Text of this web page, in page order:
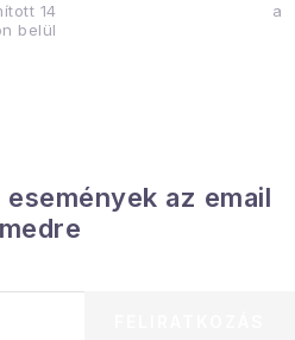
14
belül
az email